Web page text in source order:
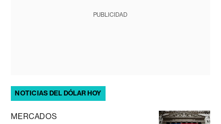
PUBLICIDAD
NOTICIAS DEL DÓLAR HOY
MERCADOS